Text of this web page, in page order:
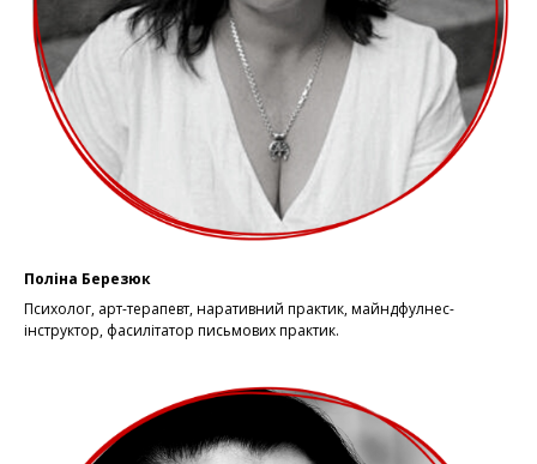
Поліна Березюк
Психолог, арт-терапевт, наративний практик, майндфулнес-
інструктор, фасилітатор письмових практик.